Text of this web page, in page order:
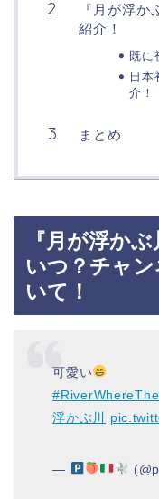
『月が浮
紹介！
既に
日本
介！
まとめ
『月が浮か
いつ？チャ
いて！
可愛い
浮かぶ川
—